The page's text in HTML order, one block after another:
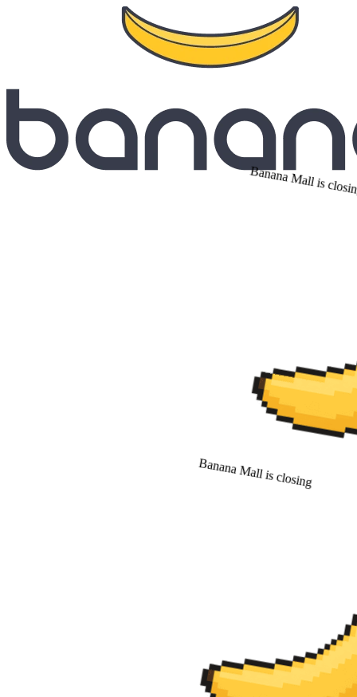
Banana Mall is
Banana Mall is closing